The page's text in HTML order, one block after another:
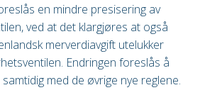
en mindre presisering av
ved at det klargjøres at også
merverdiavgift utelukker
Endringen foreslås å
med de øvrige nye reglene.